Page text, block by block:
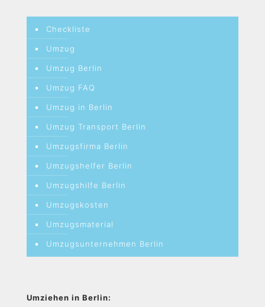
Checkliste
Umzug
Umzug Berlin
Umzug FAQ
Umzug in Berlin
Umzug Transport Berlin
Umzugsfirma Berlin
Umzugshelfer Berlin
Umzugshilfe Berlin
Umzugskosten
Umzugsmaterial
Umzugsunternehmen Berlin
Umziehen in Berlin: